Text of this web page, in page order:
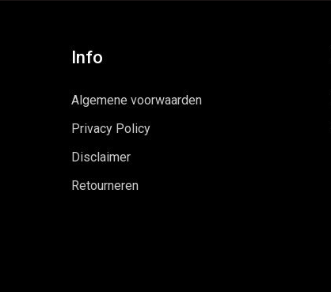
Info
Algemene voorwaarden
Privacy Policy
Disclaimer
Retourneren